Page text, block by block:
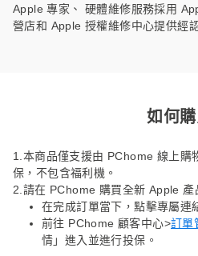
Apple 專家、 硬體維修服務採用
營店和 Apple 授權維修中心提供經
如何
1.本商品僅支援由 PChome 線上購
保，不包含福利機。
2.請在 PChome 購買全新 Apple 產
在完成訂單當下，點擊專屬連
前往 PChome 顧客中心>訂單
情」進入並進行投保。